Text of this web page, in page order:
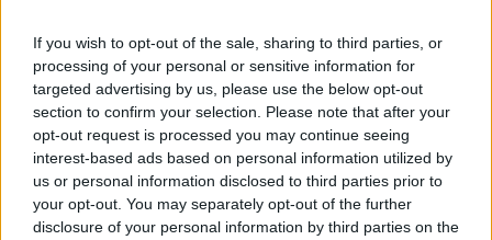
If you wish to opt-out of the sale, sharing to third parties, or
processing of your personal or sensitive information for
targeted advertising by us, please use the below opt-out
section to confirm your selection. Please note that after your
opt-out request is processed you may continue seeing
interest-based ads based on personal information utilized by
us or personal information disclosed to third parties prior to
your opt-out. You may separately opt-out of the further
disclosure of your personal information by third parties on the